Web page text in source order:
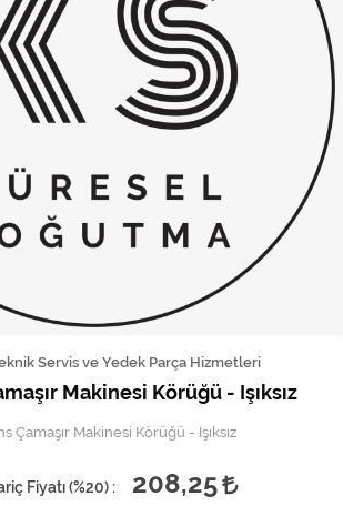
Elektrikli Süpürge
Fan
Fırın, Ocak ve Aspiratör
Klima
Kombi
Musluk
Rezistanslar
Soğutma Sistemleri
Servis ve Yedek Parça Hizmetleri
Makinesi Körüğü - Işıksız
Çamaşır Makinesi Körüğü - Işıksız
Fiyatı (%20) :
208,25